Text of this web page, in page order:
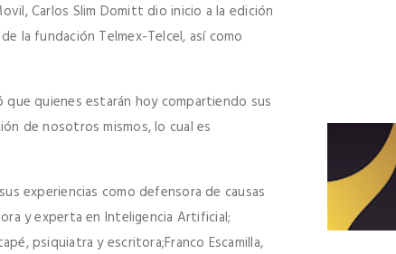
Carlos Slim Domitt dio inicio a la edición
la fundación Telmex-Telcel, así como
quienes estarán hoy compartiendo sus
de nosotros mismos, lo cual es
experiencias como defensora de causas
y experta en Inteligencia Artificial;
psiquiatra y escritora;Franco Escamilla,